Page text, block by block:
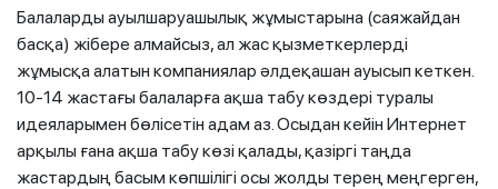
Балаларды ауылшаруашылық жұмыстарына (саяжайдан
басқа) жібере алмайсыз, ал жас қызметкерлерді
жұмысқа алатын компаниялар әлдеқашан ауысып кеткен.
10-14 жастағы балаларға ақша табу көздері туралы
идеяларымен бөлісетін адам аз. Осыдан кейін Интернет
арқылы ғана ақша табу көзі қалады, қазіргі таңда
жастардың басым көпшілігі осы жолды терең меңгерген,